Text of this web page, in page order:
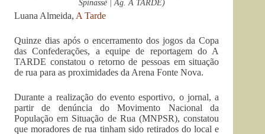
Spinassé | Ag. A TARDE)
Luana Almeida, A Tarde
Quinze dias após o encerramento dos jogos da Copa
das Confederações, a equipe de reportagem do A
TARDE constatou o retorno de pessoas em situação
de rua para as proximidades da Arena Fonte Nova.
Durante a realização do evento esportivo, o jornal, a
partir de denúncia do Movimento Nacional da
População em Situação de Rua (MNPSR), constatou
que moradores de rua tinham sido retirados do local e